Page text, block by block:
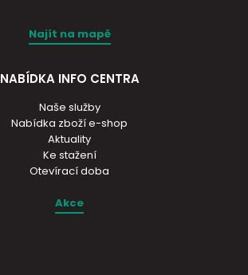
Najít na mapě
NABÍDKA INFO CENTRA
Naše služby
Nabídka zboží e-shop
Aktuality
Ke stažení
Otevírací doba
Akce